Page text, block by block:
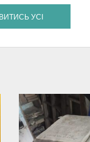
УСІ